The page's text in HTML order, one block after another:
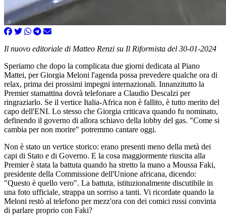
Il nuovo editoriale di Matteo Renzi su Il Riformista del 30-01-2024
Speriamo che dopo la complicata due giorni dedicata al Piano
Mattei, per Giorgia Meloni l'agenda possa prevedere qualche ora di
relax, prima dei prossimi impegni internazionali. Innanzitutto la
Premier stamattina dovrà telefonare a Claudio Descalzi per
ringraziarlo. Se il vertice Italia-Africa non è fallito, è tutto merito del
capo dell'ENI. Lo stesso che Giorgia criticava quando fu nominato,
definendo il governo di allora schiavo della lobby del gas. "Come si
cambia per non morire" potremmo cantare oggi.
Non è stato un vertice storico: erano presenti meno della metà dei
capi di Stato e di Governo. E la cosa maggiormente riuscita alla
Premier è stata la battuta quando ha stretto la mano a Moussa Faki,
presidente della Commissione dell'Unione africana, dicendo:
"Questo è quello vero". La battuta, istituzionalmente discutibile in
una foto ufficiale, strappa un sorriso a tanti. Vi ricordate quando la
Meloni restò al telefono per mezz'ora con dei comici russi convinta
di parlare proprio con Faki?